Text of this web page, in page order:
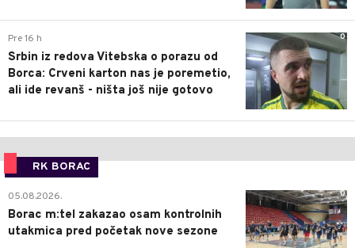
0
Pre 16 h
Srbin iz redova Vitebska o porazu od
Borca: Crveni karton nas je poremetio,
ali ide revanš - ništa još nije gotovo
RK BORAC
0
05.08.2026.
Borac m:tel zakazao osam kontrolnih
utakmica pred početak nove sezone